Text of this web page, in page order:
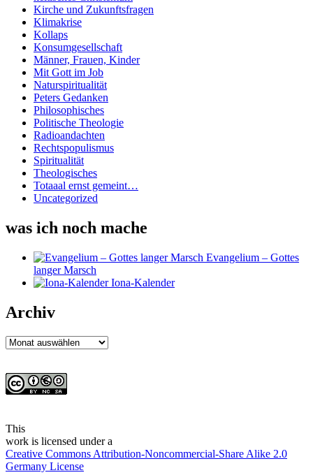
Kirche und Zukunftsfragen
Klimakrise
Kollaps
Konsumgesellschaft
Männer, Frauen, Kinder
Mit Gott im Job
Naturspiritualität
Peters Gedanken
Philosophisches
Politische Theologie
Radioandachten
Rechtspopulismus
Spiritualität
Theologisches
Totaaal ernst gemeint…
Uncategorized
was ich noch mache
Evangelium – Gottes
langer Marsch
Iona-Kalender
Archiv
Archiv
This
work is licensed under a
Creative Commons Attribution-Noncommercial-Share Alike 2.0
Germany License